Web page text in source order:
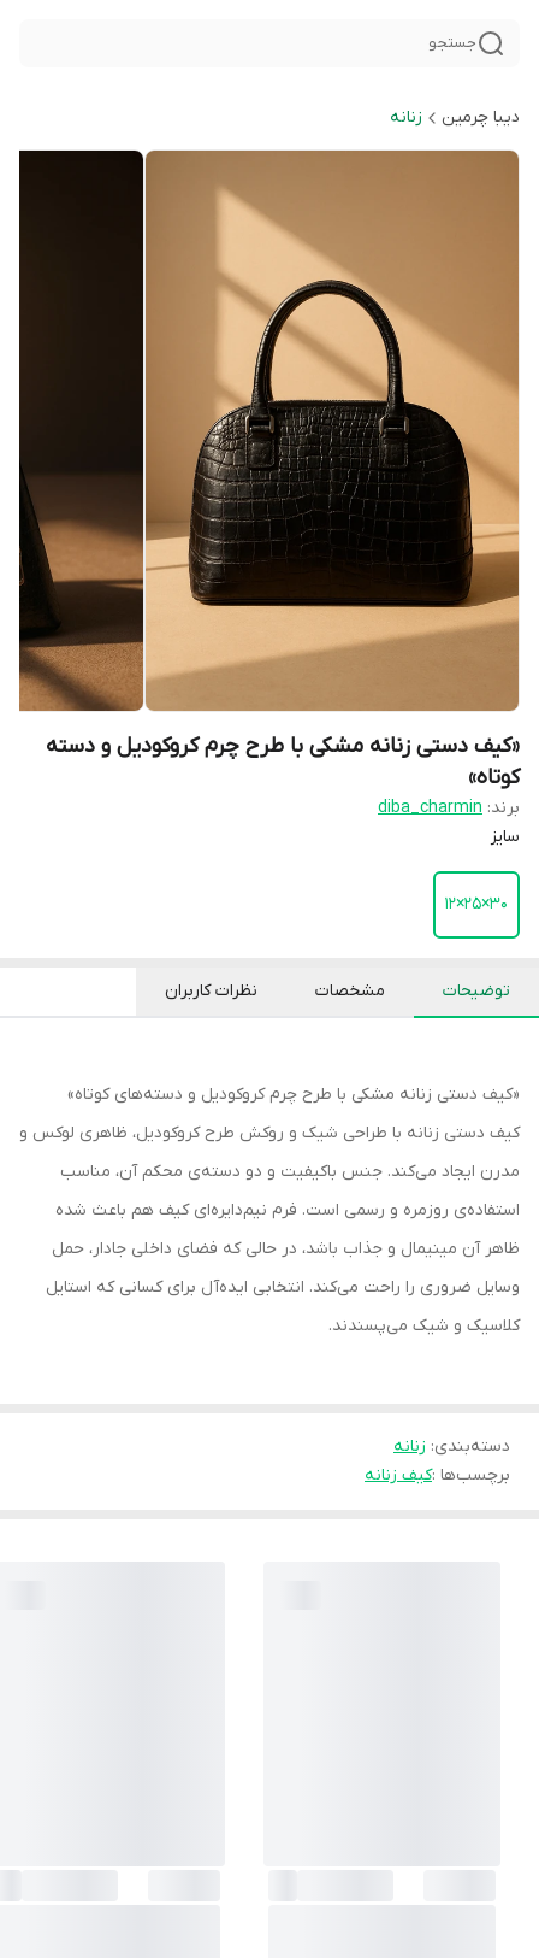
جستجو
دیبا چرمین زنانه
«کیف دستی زنانه مشکی با طرح چرم کروکودیل و دسته‌
کوتاه»
برند: diba_charmin
سایز
۳۰×۲۵×۱۲
توضیحات مشخصات نظرات کاربران
«کیف دستی زنانه مشکی با طرح چرم کروکودیل و دسته‌های کوتاه»
کیف دستی زنانه با طراحی شیک و روکش طرح کروکودیل، ظاهری لوکس و
مدرن ایجاد می‌کند. جنس باکیفیت و دو دسته‌ی محکم آن، مناسب
استفاده‌ی روزمره و رسمی است. فرم نیم‌دایره‌ای کیف هم باعث شده
ظاهر آن مینیمال و جذاب باشد، در حالی که فضای داخلی جادار، حمل
وسایل ضروری را راحت می‌کند. انتخابی ایده‌آل برای کسانی که استایل
کلاسیک و شیک می‌پسندند.
دسته‌بندی: زنانه
برچسب‌ها :کیف زنانه